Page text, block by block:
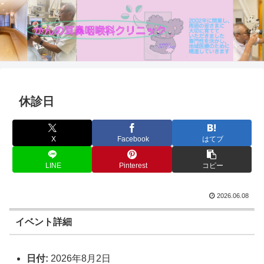
休診日
X Facebook はてブ
LINE Pinterest コピー
2026.06.08
イベント詳細
日付: 2026年8月2日